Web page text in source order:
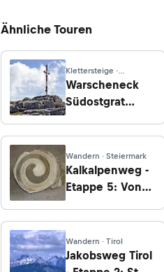
Ähnliche Touren
Klettersteige ·
Steiermark
Warscheneck
Südostgrat
Wandern · Steiermark
Kalkalpenweg -
Etappe 5: Von
auf die
Gowilalm
Wandern · Tirol
Jakobsweg Tirol